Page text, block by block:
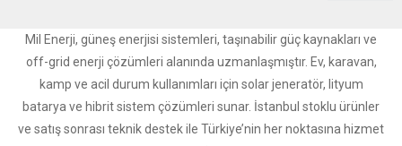
Mil Enerji, güneş enerjisi sistemleri, taşınabilir güç kaynakları ve
off-grid enerji çözümleri alanında uzmanlaşmıştır. Ev, karavan,
kamp ve acil durum kullanımları için solar jeneratör, lityum
batarya ve hibrit sistem çözümleri sunar. İstanbul stoklu ürünler
ve satış sonrası teknik destek ile Türkiye’nin her noktasına hizmet